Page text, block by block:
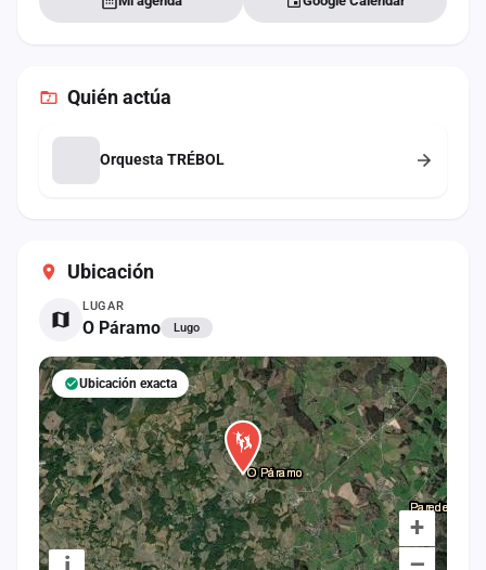
Ubicación
LUGAR
O Páramo Lugo
+
Ubicación exacta
Quién actúa
Orquesta TRÉBOL